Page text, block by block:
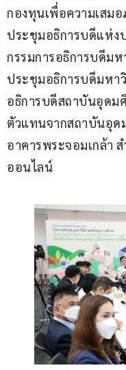
กองทุนเพื่อความเสม
ประชุมอธิการบดีแห่ง
กรรมการอธิการบดีม
ประชุมอธิการบดีมหา
อธิการบดีสถาบันอุดม
ตัวแทนจากสถาบันอุด
อาคารพระจอมเกล้า
ออนไลน์